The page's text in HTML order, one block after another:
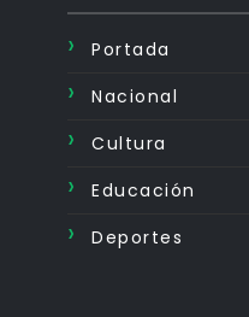
Portada
Nacional
Cultura
Educación
Deportes